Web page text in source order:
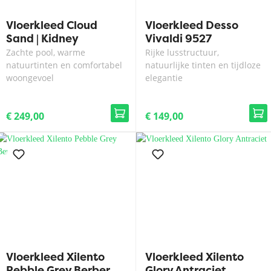
Vloerkleed Cloud
Sand | Kidney
200x300 cm
Zachte pool, warme
natuurtinten en comfortabel
woongevoel
€ 249,00
Vloerkleed Desso
Vivaldi 9527
Rijke lusstructuur,
natuurlijke tinten en tijdloze
elegantie
€ 149,00
Vloerkleed Xilento
Vloerkleed Xilento